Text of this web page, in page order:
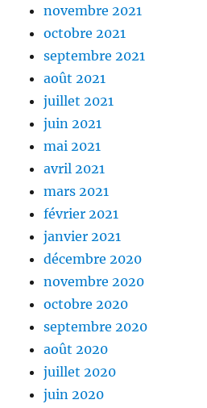
novembre 2021
octobre 2021
septembre 2021
août 2021
juillet 2021
juin 2021
mai 2021
avril 2021
mars 2021
février 2021
janvier 2021
décembre 2020
novembre 2020
octobre 2020
septembre 2020
août 2020
juillet 2020
juin 2020